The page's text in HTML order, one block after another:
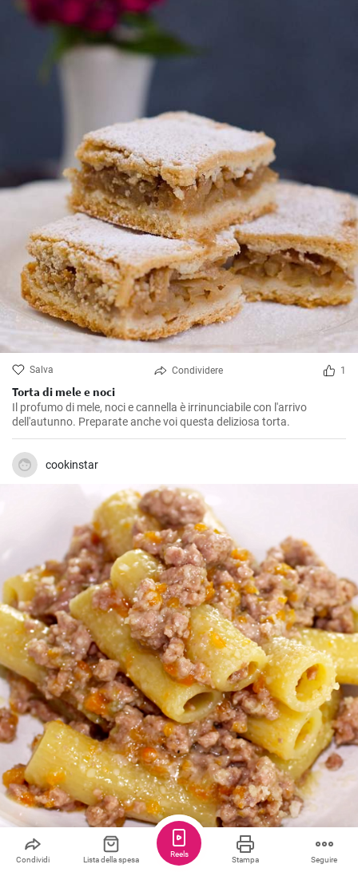
Salva Condividere 1
Torta di mele e noci
Il profumo di mele, noci e cannella è irrinunciabile con l'arrivo
dell'autunno. Preparate anche voi questa deliziosa torta.
cookinstar
Salva Condividere
Condividi Lista della spesa Stampa Seguire
Reels